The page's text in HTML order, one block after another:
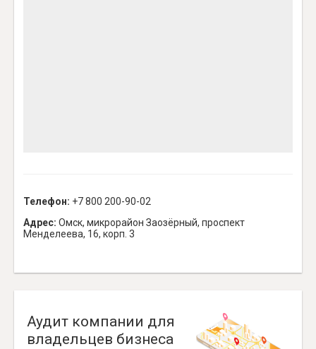
Телефон: +7 800 200-90-02
Адрес: Омск, микрорайон Заозёрный, проспект
Менделеева, 16, корп. 3
Аудит компании для
владельцев бизнеса